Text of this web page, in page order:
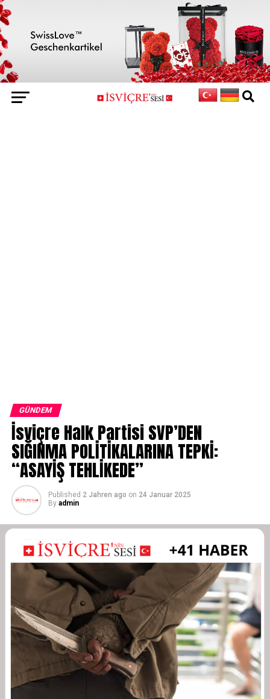
GÜNDEM
İsviçre Halk Partisi SVP’DEN
SIĞINMA POLİTİKALARINA TEPKİ:
“ASAYİŞ TEHLİKEDE”
Published 2 Jahren ago on 24 Januar 2025
By admin